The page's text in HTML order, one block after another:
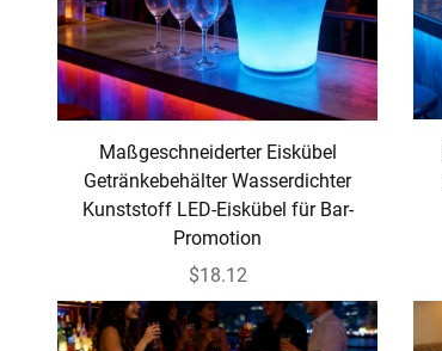
Maßgeschneiderter Eiskübel
Getränkebehälter Wasserdichter
Kunststoff LED-Eiskübel für Bar-
Promotion
$18.12